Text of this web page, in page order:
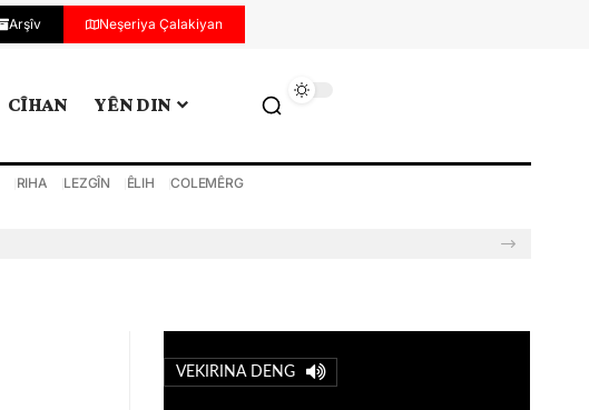
Arşîv Neşeriya Çalakiyan
CÎHAN YÊN DIN
RIHA LEZGÎN ÊLIH COLEMÊRG
VEKIRINA DENG